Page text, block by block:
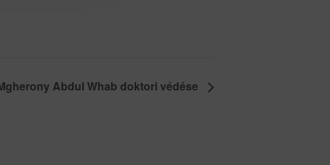
Abdul Whab doktori védése